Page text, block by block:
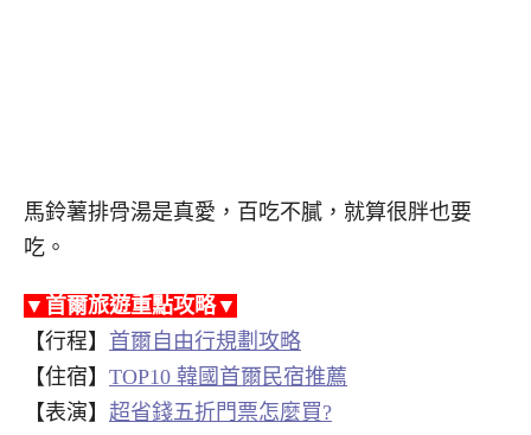
馬鈴薯排骨湯是真愛，百吃不膩，就算很胖也要
吃。
▼首爾旅遊重點攻略▼
【行程】 首爾自由行規劃攻略
【住宿】 TOP10 韓國首爾民宿推薦
【表演】 超省錢五折門票怎麼買?